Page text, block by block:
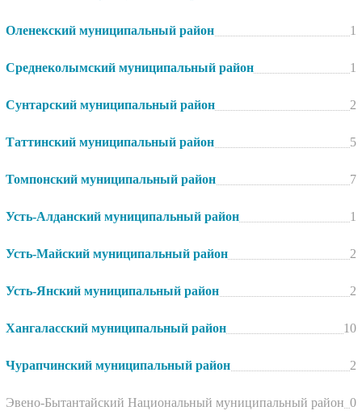
Оленекский муниципальный район 1
Среднеколымский муниципальный район 1
Сунтарский муниципальный район 2
Таттинский муниципальный район 5
Томпонский муниципальный район 7
Усть-Алданский муниципальный район 1
Усть-Майский муниципальный район 2
Усть-Янский муниципальный район 2
Хангаласский муниципальный район 10
Чурапчинский муниципальный район 2
Эвено-Бытантайский Национальный муниципальный район 0